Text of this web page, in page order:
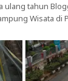
ulang tahun
Wisata di